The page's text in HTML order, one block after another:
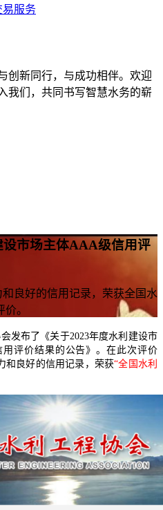
易服务
创新同行，与成功相伴。欢迎
我们，共同书写智慧水务的崭
市场主体AAA级信用评
良好的信用记录，荣获全国水
。
发布了《关于2023年度水利建设市
评价结果的公告》。在此次评价
和良好的信用记录，荣获“全国水利